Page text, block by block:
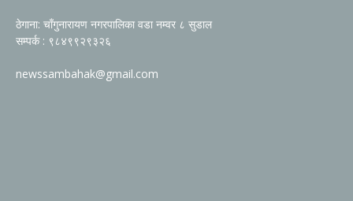
ठेगाना: चाँगुनारायण नगरपालिका वडा नम्वर ८ सुडाल
सम्पर्क : ९८४९९२९३२६
newssambahak@gmail.com